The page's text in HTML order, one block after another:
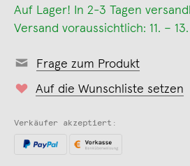
Auf Lager! In 2-3 Tagen
Versand voraussichtlich: 11. –
Frage zum Produkt
Auf die Wunschliste setzen
Verkäufer akzeptiert: